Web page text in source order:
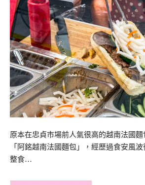
原本在忠貞市場前人氣很高的越南法國
「阿銘越南法國麵包」，經歷過食安風
整食…